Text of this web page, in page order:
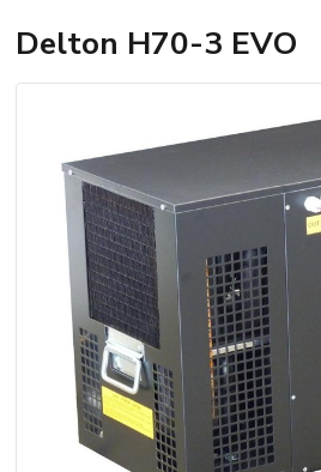
Delton H70-3 EVO